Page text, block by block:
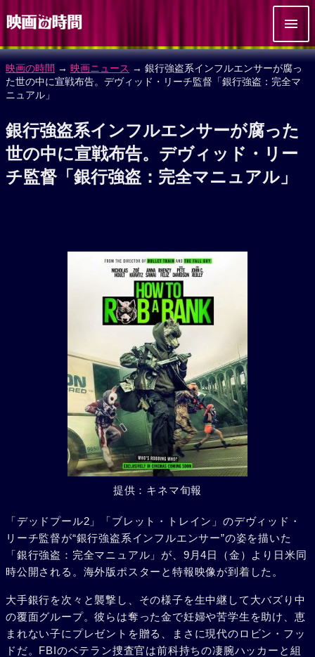
映画の時間 → 映画ニュース → 銀行強盗系インフルエンサーが腐っ
た世の中に宣戦布告。デヴィッド・リーチ監督「銀行強盗：完全マ
ニュアル」
銀行強盗系インフルエンサーが腐った
世の中に宣戦布告。デヴィッド・リー
チ監督「銀行強盗：完全マニュアル」
提供：キネマ旬報
「デッドプール2」「ブレット・トレイン」のデヴィッド・
リーチ監督が“銀行強盗系インフルエンサー”の姿を描いた
「銀行強盗：完全マニュアル」が、9月4日（金）より日米同
時公開される。海外版ポスターと特報映像が到着した。
大手銀行を次々と襲撃し、その様子を生中継して大バズり中
の覆面グループ。彼らは奪った金で妊婦や苦学生を助け、恵
まれない子にプレゼントを贈る、まさに現代のロビン・フッ
ドだ。FBIのベテラン捜査官は前科持ちの凄腕ハッカーと組